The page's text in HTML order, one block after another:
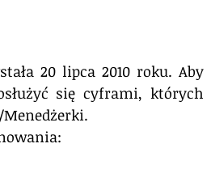
20 lipca 2010 roku. Aby
się cyframi, których